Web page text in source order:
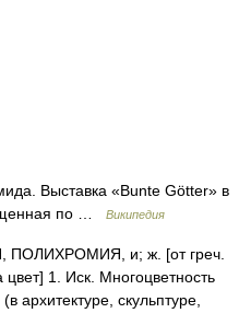
Выставка «Bunte Götter» в
по …
Википедия
и; ж. [от греч.
1. Иск. Многоцветность
архитектуре, скульптуре,